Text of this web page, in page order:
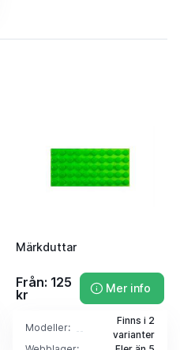
Märkduttar
Från: 125
kr
Mer info
Modeller:
Finns i 2
varianter